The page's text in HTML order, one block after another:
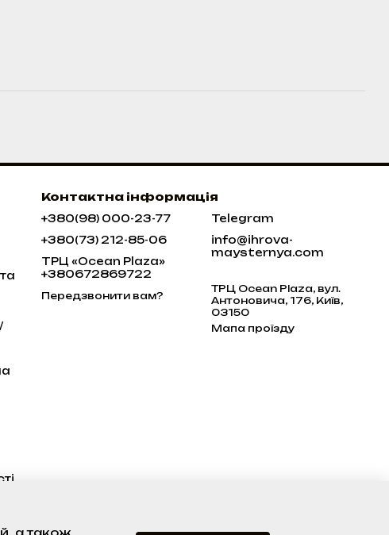
Контактна інформація
+380(98) 000-23-77
+380(73) 212-85-06
ТРЦ «Ocean Plaza»
+380672869722
Передзвонити вам?
Telegram
info@ihrova-
maysternya.com
ТРЦ Ocean Plaza, вул.
Антоновича, 176, Київ,
03150
Мапа проїзду
а також